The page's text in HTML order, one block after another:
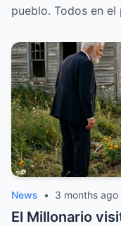
pueblo. Todos en
News • 3 months ago
El Millonario